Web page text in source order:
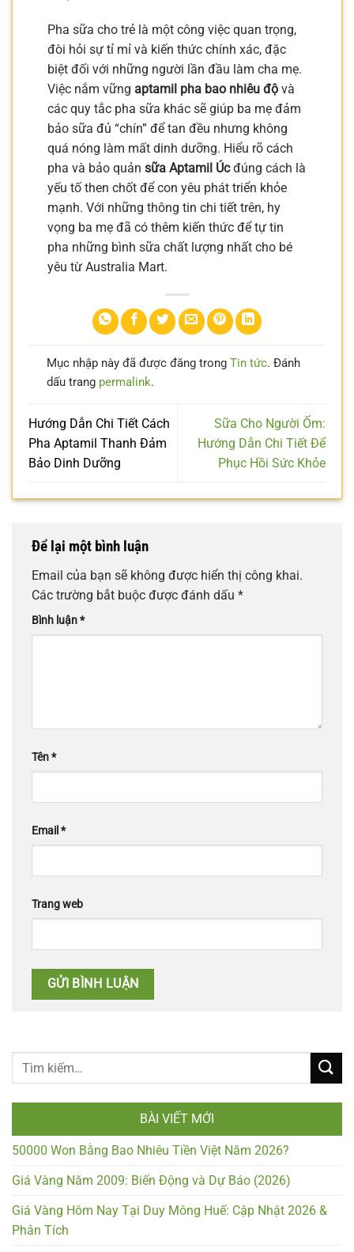
Pha sữa cho trẻ là một công việc quan trọng,
đòi hỏi sự tỉ mỉ và kiến thức chính xác, đặc
biệt đối với những người lần đầu làm cha mẹ.
Việc nắm vững aptamil pha bao nhiêu độ và
các quy tắc pha sữa khác sẽ giúp ba mẹ đảm
bảo sữa đủ “chín” để tan đều nhưng không
quá nóng làm mất dinh dưỡng. Hiểu rõ cách
pha và bảo quản sữa Aptamil Úcđúng cách là
yếu tố then chốt để con yêu phát triển khỏe
mạnh. Với những thông tin chi tiết trên, hy
vọng ba mẹ đã có thêm kiến thức để tự tin
pha những bình sữa chất lượng nhất cho bé
yêu từ Australia Mart.
Mục nhập này đã được đăng trong Tin tức. Đánh
dấu trang permalink.
Hướng Dẫn Chi Tiết Cách
Pha Aptamil Thanh Đảm
Bảo Dinh Dưỡng
Sữa Cho Người Ốm:
Hướng Dẫn Chi Tiết Để
Phục Hồi Sức Khỏe
Để lại một bình luận
Email của bạn sẽ không được hiển thị công khai.
Các trường bắt buộc được đánh dấu *
Bình luận*
Tên*
Email *
Trang web
BÀI VIẾT MỚI
50000 Won Bằng Bao Nhiêu Tiền Việt Năm 2026?
Giá Vàng Năm 2009: Biến Động và Dự Báo (2026)
Giá Vàng Hôm Nay Tại Duy Mông Huế: Cập Nhật 2026 &
Phân Tích